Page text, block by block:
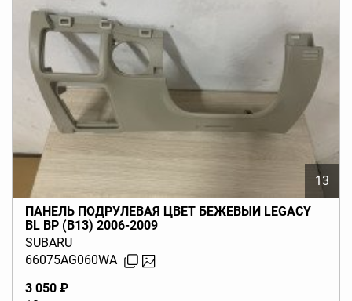
13
ПАНЕЛЬ ПОДРУЛЕВАЯ ЦВЕТ БЕЖЕВЫЙ LEGACY
BL BP (B13) 2006-2009
SUBARU
66075AG060WA
3 050 ₽